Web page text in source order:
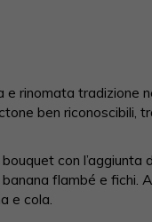
rinomata tradizione
ben riconoscibili,
con
flambé e fichi.
e cola.